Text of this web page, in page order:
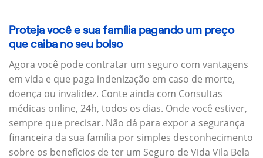
Proteja você e sua família pagando um preço
que caiba no seu bolso
Agora você pode contratar um seguro com vantagens
em vida e que paga indenização em caso de morte,
doença ou invalidez. Conte ainda com Consultas
médicas online, 24h, todos os dias. Onde você estiver,
sempre que precisar. Não dá para expor a segurança
financeira da sua família por simples desconhecimento
sobre os benefícios de ter um Seguro de Vida Vila Bela